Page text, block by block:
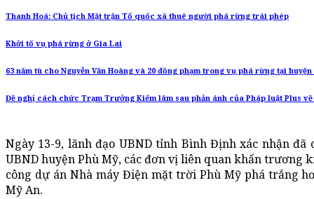
Thanh Hoá: Chủ tịch Mặt trận Tổ quốc xã thuê người phá rừng trái phép
Khởi tố vụ phá rừng ở Gia Lai
63 năm tù cho Nguyễn Văn Hoàng và 20 đồng phạm trong vụ phá rừng tại
Đề nghị cách chức Trạm Trưởng Kiểm lâm sau phản ánh của Pháp luật Plus
Ngày 13-9, lãnh đạo UBND tỉnh Bình Định xác nhận đã
UBND huyện Phù Mỹ, các đơn vị liên quan khẩn trương
công dự án Nhà máy Điện mặt trời Phù Mỹ phá trắng
Mỹ An.